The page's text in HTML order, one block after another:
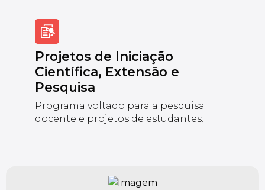
Projetos de Iniciação
Científica, Extensão e
Pesquisa
Programa voltado para a pesquisa
docente e projetos de estudantes.